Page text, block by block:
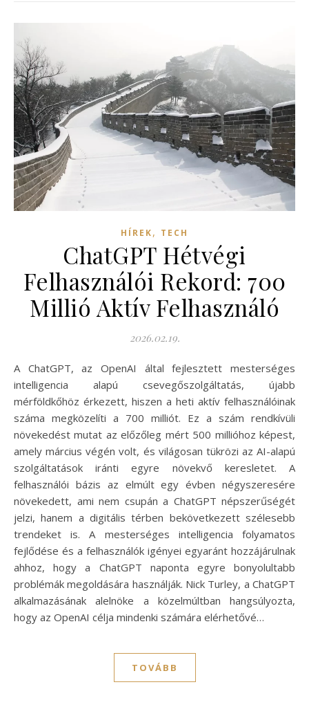
HÍREK, TECH
ChatGPT Hétvégi
Felhasználói Rekord: 700
Millió Aktív Felhasználó
2026.02.19.
A ChatGPT, az OpenAI által fejlesztett mesterséges
intelligencia alapú csevegőszolgáltatás, újabb
mérföldkőhöz érkezett, hiszen a heti aktív felhasználóinak
száma megközelíti a 700 milliót. Ez a szám rendkívüli
növekedést mutat az előzőleg mért 500 millióhoz képest,
amely március végén volt, és világosan tükrözi az AI-alapú
szolgáltatások iránti egyre növekvő keresletet. A
felhasználói bázis az elmúlt egy évben négyszeresére
növekedett, ami nem csupán a ChatGPT népszerűségét
jelzi, hanem a digitális térben bekövetkezett szélesebb
trendeket is. A mesterséges intelligencia folyamatos
fejlődése és a felhasználók igényei egyaránt hozzájárulnak
ahhoz, hogy a ChatGPT naponta egyre bonyolultabb
problémák megoldására használják. Nick Turley, a ChatGPT
alkalmazásának alelnöke a közelmúltban hangsúlyozta,
hogy az OpenAI célja mindenki számára elérhetővé…
TOVÁBB